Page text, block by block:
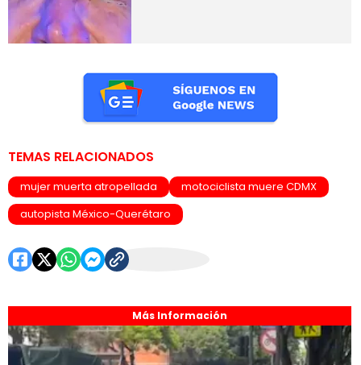
Más Información
TEMAS RELACIONADOS
mujer muerta atropellada
motociclista muere CDMX
autopista México-Querétaro